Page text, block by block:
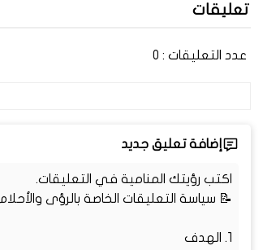
تعليقات
عدد التعليقات : 0
إضافة تعليق جديد
اكتب رؤيتك المنامية في التعليقات.
📝 سياسة التعليقات الخاصة بالرؤى والأحلام
1. الهدف